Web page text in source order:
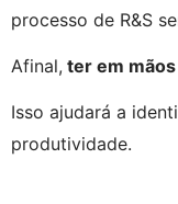
processo de R&S
Afinal, ter em
Isso ajudará a
produtividade.